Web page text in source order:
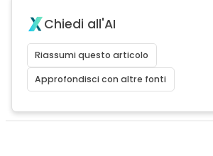
Chiedi all'AI
Riassumi questo articolo
Approfondisci con altre fonti